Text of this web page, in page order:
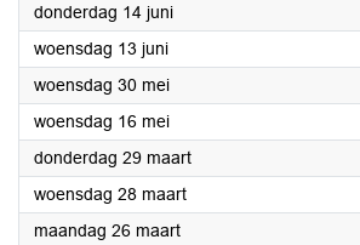
donderdag 14 juni2018
woensdag 13 juni2018
woensdag 30 mei2018
woensdag 16 mei2018
donderdag 29 maart2018
woensdag 28 maart2018
maandag 26 maart2018